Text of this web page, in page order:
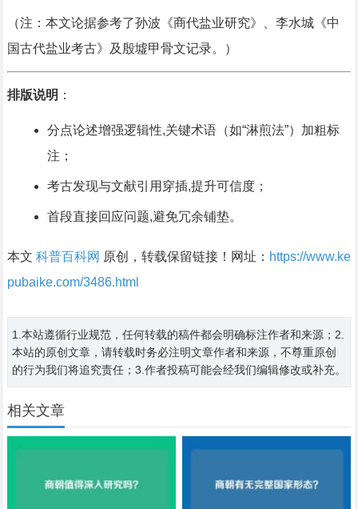
（注：本文论据参考了孙波《商代盐业研究》、李水城《中
国古代盐业考古》及殷墟甲骨文记录。）
排版说明 ：
分点论述增强逻辑性,关键术语（如“淋煎法”）加粗标
注；
考古发现与文献引用穿插,提升可信度；
首段直接回应问题,避免冗余铺垫。
本文 科普百科网 原创，转载保留链接！网址： https://www.ke
pubaike.com/3486.html
1.本站遵循行业规范，任何转载的稿件都会明确标注作者和来源；2.
本站的原创文章，请转载时务必注明文章作者和来源，不尊重原创
的行为我们将追究责任；3.作者投稿可能会经我们编辑修改或补充。
相关文章